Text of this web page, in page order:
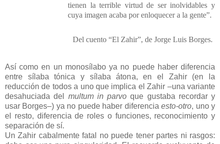
tienen la terrible virtud de ser inolvidables y
cuya imagen acaba por enloquecer a la gente”.
Del cuento “El Zahir”, de Jorge Luis Borges.
Así como en un monosílabo ya no puede haber diferencia
entre sílaba tónica y sílaba átona, en el Zahir (en la
reducción de todos a uno que implica el Zahir –una variante
desahuciada del multum in parvo que gustaba recordar y
usar Borges–) ya no puede haber diferenciaesto-otro, uno y
el resto, diferencia de roles o funciones, reconocimiento y
separación de sí.
Un Zahir cabalmente fatal no puede tener partes ni rasgos: